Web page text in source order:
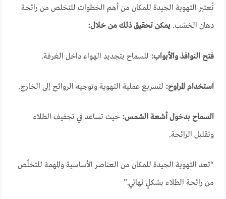
تُعتبر التهوية الجيدة للمكان من أهم الخطوات للتخلص من رائحة
دهان الخشب. يمكن تحقيق ذلك من خلال:
فتح النوافذ والأبواب: للسماح بتجديد الهواء داخل الغرفة.
استخدام المراوح: لتسريع عملية التهوية وتوجيه الروائح إلى الخارج.
السماح بدخول أشعة الشمس: حيث تساعد في تجفيف الطلاء
وتقليل الرائحة.
“تعد التهوية الجيدة للمكان من العناصر الأساسية والمهمة للتخلّص
من رائحة الطلاء بشكلٍ نهائي.”